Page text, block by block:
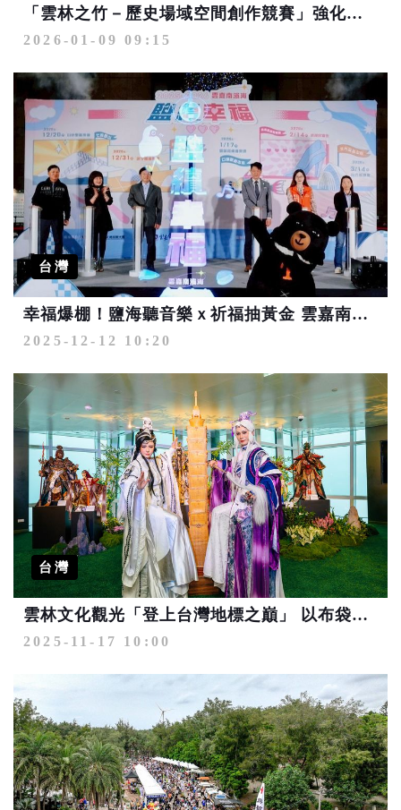
「雲林之竹－歷史場域空間創作競賽」強化竹構人才培育 回應永續未來
2026-01-09 09:15
台灣
幸福爆棚！鹽海聽音樂ｘ祈福抽黃金 雲嘉南濱海 月月有活動、場場都精彩 邀您一起跟著王爺去旅行
2025-12-12 10:20
台灣
雲林文化觀光「登上台灣地標之巔」 以布袋戲與森林療癒打造台北101觀景台高空特展
2025-11-17 10:00